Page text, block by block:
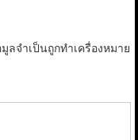
ลจำเป็นถูกทำเครื่องหมาย